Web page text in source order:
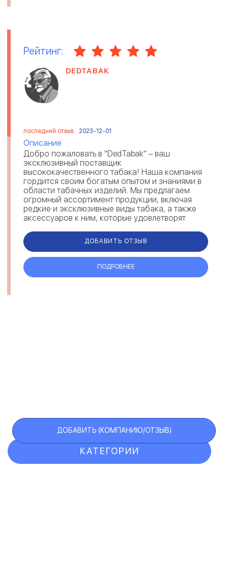
Рейтинг:
DEDTABAK
последний отзыв: 2023-12-01
Описание
Добро пожаловать в "DedTabak" – ваш
эксклюзивный поставщик
высококачественного табака! Наша компания
гордится своим богатым опытом и знаниями в
области табачных изделий. Мы предлагаем
огромный ассортимент продукции, включая
редкие и эксклюзивные виды табака, а также
аксессуаров к ним, которые удовлетворят
это результат тщат...
ДОБАВИТЬ ОТЗЫВ
ПОДРОБНЕЕ
КАТЕГОРИИ
ДОБАВИТЬ (КОМПАНИЮ/ОТЗЫВ)